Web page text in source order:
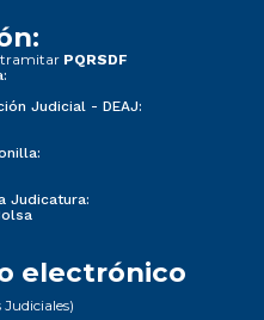
PQRSDF
Judicial - DEAJ:
Judicatura:
electrónico
Judiciales)